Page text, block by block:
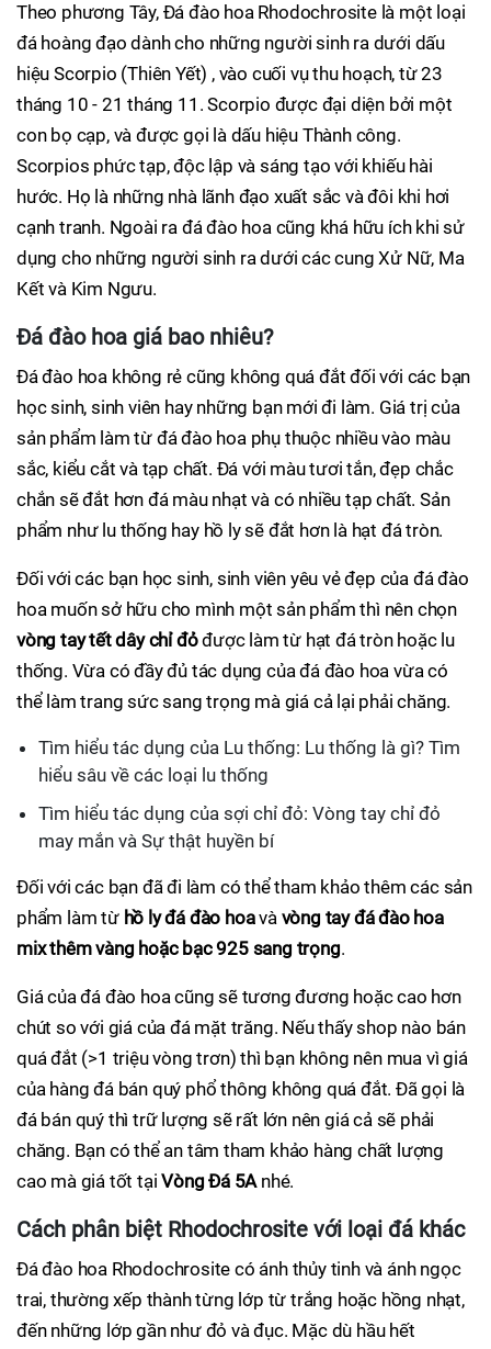
Theo phương Tây, Đá đào hoa Rhodochrosite là một loại
đá hoàng đạo dành cho những người sinh ra dưới dấu
hiệu Scorpio (Thiên Yết) , vào cuối vụ thu hoạch, từ 23
tháng 10 - 21 tháng 11. Scorpio được đại diện bởi một
con bọ cạp, và được gọi là dấu hiệu Thành công.
Scorpios phức tạp, độc lập và sáng tạo với khiếu hài
hước. Họ là những nhà lãnh đạo xuất sắc và đôi khi hơi
cạnh tranh. Ngoài ra đá đào hoa cũng khá hữu ích khi sử
dụng cho những người sinh ra dưới các cung Xử Nữ, Ma
Kết và Kim Ngưu.
Đá đào hoa giá bao nhiêu?
Đá đào hoa không rẻ cũng không quá đắt đối với các bạn
học sinh, sinh viên hay những bạn mới đi làm. Giá trị của
sản phẩm làm từ đá đào hoa phụ thuộc nhiều vào màu
sắc, kiểu cắt và tạp chất. Đá với màu tươi tắn, đẹp chắc
chắn sẽ đắt hơn đá màu nhạt và có nhiều tạp chất. Sản
phẩm như lu thống hay hồ ly sẽ đắt hơn là hạt đá tròn.
Đối với các bạn học sinh, sinh viên yêu vẻ đẹp của đá đào
hoa muốn sở hữu cho mình một sản phẩm thì nên chọn
vòng tay tết dây chỉ đỏđược làm từ hạt đá tròn hoặc lu
thống. Vừa có đầy đủ tác dụng của đá đào hoa vừa có
thể làm trang sức sang trọng mà giá cả lại phải chăng.
Tìm hiểu tác dụng của Lu thống: Lu thống là gì? Tìm
hiểu sâu về các loại lu thống
Tìm hiểu tác dụng của sợi chỉ đỏ: Vòng tay chỉ đỏ
may mắn và Sự thật huyền bí
Đối với các bạn đã đi làm có thể tham khảo thêm các sản
phẩm làm từ hồ ly đá đào hoavà vòng tay đá đào hoa
mix thêm vàng hoặc bạc 925 sang trọng.
Giá của đá đào hoa cũng sẽ tương đương hoặc cao hơn
chút so với giá của đá mặt trăng. Nếu thấy shop nào bán
quá đắt (>1 triệu vòng trơn) thì bạn không nên mua vì giá
của hàng đá bán quý phổ thông không quá đắt. Đã gọi là
đá bán quý thì trữ lượng sẽ rất lớn nên giá cả sẽ phải
chăng. Bạn có thể an tâm tham khảo hàng chất lượng
cao mà giá tốt tạiVòng Đá 5Anhé.
Cách phân biệt Rhodochrosite với loại đá khác
Đá đào hoa Rhodochrosite có ánh thủy tinh và ánh ngọc
trai, thường xếp thành từng lớp từ trắng hoặc hồng nhạt,
đến những lớp gần như đỏ và đục. Mặc dù hầu hết